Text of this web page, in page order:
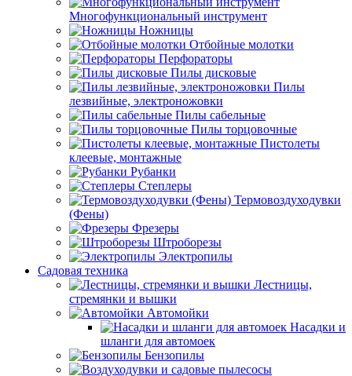
Многофункциональный инструмент
Ножницы
Отбойные молотки
Перфораторы
Пилы дисковые
Пилы
лезвийные, электроножовки
Пилы сабельные
Пилы торцовочные
Пистолеты
клеевые, монтажные
Рубанки
Степлеры
Термовоздуходувки
(Фены)
Фрезеры
Штроборезы
Электропилы
Садовая техника
Лестницы,
стремянки и вышки
Автомойки
Насадки и
шланги для автомоек
Бензопилы